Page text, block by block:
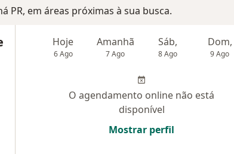
PR, em áreas próximas à sua busca.
Hoje
6 Ago
Amanhã
7 Ago
Sáb,
8 Ago
Dom,
9 Ago
O agendamento online não está
disponível
Mostrar perfil